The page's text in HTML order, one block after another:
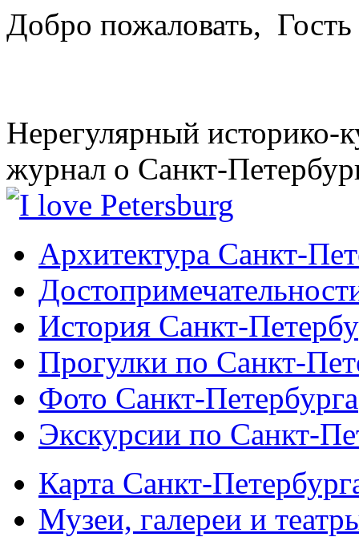
Добро пожаловать, Гость
Нерегулярный историко-
журнал о Санкт-
Архитектура Санкт-
История Санкт-
Прогулки по Санкт-
Фото Санкт-Петербурга
Экскурсии по Санкт-
Карта Санкт-
Музеи, галереи и